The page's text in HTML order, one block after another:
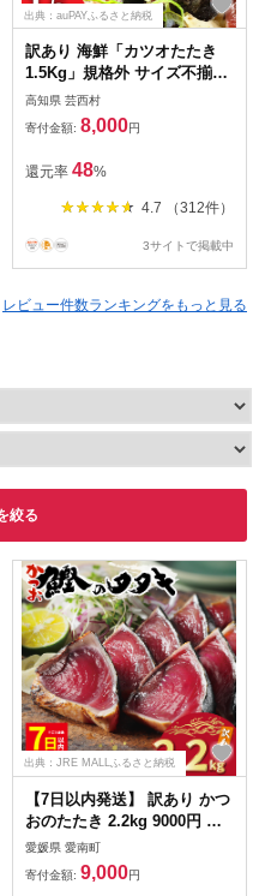
出典：auPAYふるさと納税
訳あり 海鮮「カツオたたき
1.5Kg」規格外 サイズ不揃い
傷 わけあり 人気 故郷納税
ランキング 本場 高知 かつお
のたたき 返礼品 8000円 冷凍
カツオのタタキ 訳アリかつお
のタタキ【koyofr】【高知県
共通返礼品】ギフト 食べ物
高知県 芸西村
寄付金額: 8,000円
還元率 48%
4.7 （312件）
3サイトで掲載中
レビュー件数ランキングをもっと見る
絞る
出典：JRE MALLふるさと納税
【7日以内発送】 訳あり かつ
おのたたき 2.2kg 9000円 サ
イズ 不揃い 規格外 傷 小分け
真空 パック 新鮮 鮮魚 天然
鰹 四国一 水揚げ タタキ 冷凍
愛媛県 愛南町
寄付金額: 9,000円